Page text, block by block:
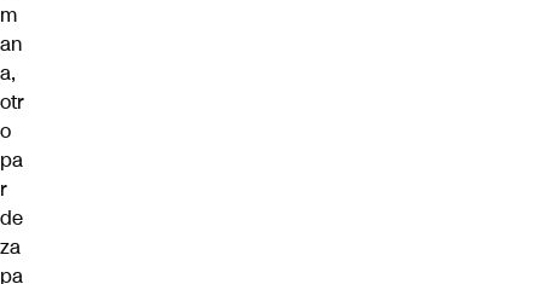
m
an
a,
otr
o
pa
r
de
za
pa